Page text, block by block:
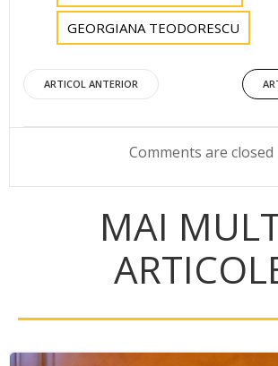
GEORGIANA TEODORESCU
Post
navigation
ARTICOL ANTERIOR
Post
Comments are closed
MAI